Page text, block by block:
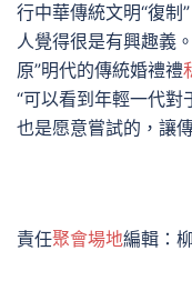
行中華傳統文明“復制
人覺得很是有興趣義
原”明代的傳統婚禮禮
“可以看到年輕一代對
也是愿意嘗試的，讓
責任聚會場地編輯：